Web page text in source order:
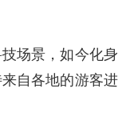
场景，如今化身
自各地的游客进